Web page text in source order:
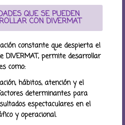
QUE SE PUEDEN
CON DIVERMAT
constante que despierta el
DIVERMAT, permite desarrollar
como:
hábitos, atención y el
determinantes para
espectaculares en el
y operacional.